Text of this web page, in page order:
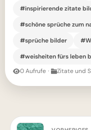
#inspirierende zitate
#schöne sprüche zum
#sprüche bilder
#weisheiten fürs leben
0 Aufrufe · Zitate und